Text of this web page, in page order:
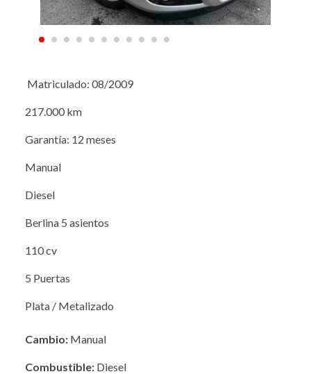
Matriculado: 08/2009
217.000 km
Garantía: 12 meses
Manual
Diesel
Berlina 5 asientos
110 cv
5 Puertas
Plata / Metalizado
Cambio: Manual
Combustible: Diesel